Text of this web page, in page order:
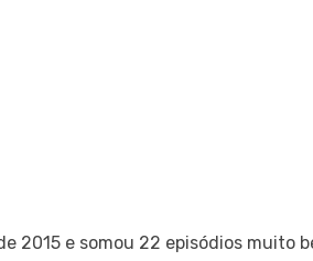
2015 e somou 22 episódios muito